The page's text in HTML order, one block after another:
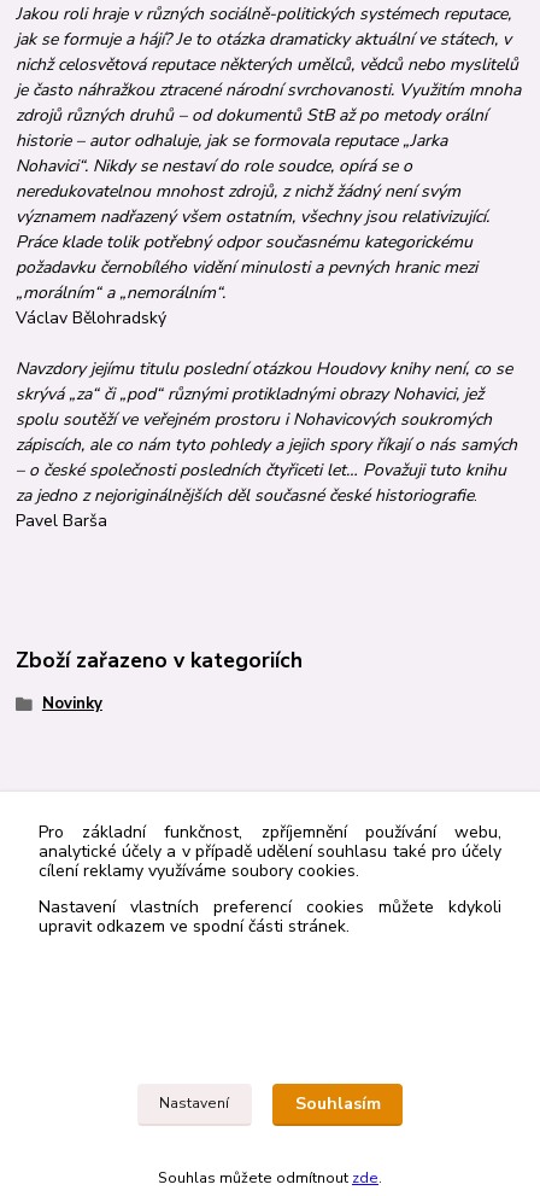
Jakou roli hraje v různých sociálně-politických systémech reputace,
jak se formuje a hájí? Je to otázka dramaticky aktuální ve státech, v
nichž celosvětová reputace některých umělců, vědců nebo myslitelů
je často náhražkou ztracené národní svrchovanosti. Využitím mnoha
zdrojů různých druhů – od dokumentů StB až po metody orální
historie – autor odhaluje, jak se formovala reputace „Jarka
Nohavici“. Nikdy se nestaví do role soudce, opírá se o
neredukovatelnou mnohost zdrojů, z nichž žádný není svým
významem nadřazený všem ostatním, všechny jsou relativizující.
Práce klade tolik potřebný odpor současnému kategorickému
požadavku černobílého vidění minulosti a pevných hranic mezi
„morálním“ a „nemorálním“.
Václav Bělohradský
Navzdory jejímu titulu poslední otázkou Houdovy knihy není, co se
skrývá „za“ či „pod“ různými protikladnými obrazy Nohavici, jež
spolu soutěží ve veřejném prostoru i Nohavicových soukromých
zápiscích, ale co nám tyto pohledy a jejich spory říkají o nás samých
– o české společnosti posledních čtyřiceti let… Považuji tuto knihu
za jedno z nejoriginálnějších děl současné české historiografie.
Pavel Barša
Zboží zařazeno v kategoriích
Novinky
Kontakt
Pro základní funkčnost, zpříjemnění používání webu,
analytické účely a v případě udělení souhlasu také pro účely
cílení reklamy využíváme soubory cookies.
Nastavení vlastních preferencí cookies můžete kdykoli
upravit odkazem ve spodní části stránek.
Nastavení Souhlasím
Souhlas můžete odmítnout zde.